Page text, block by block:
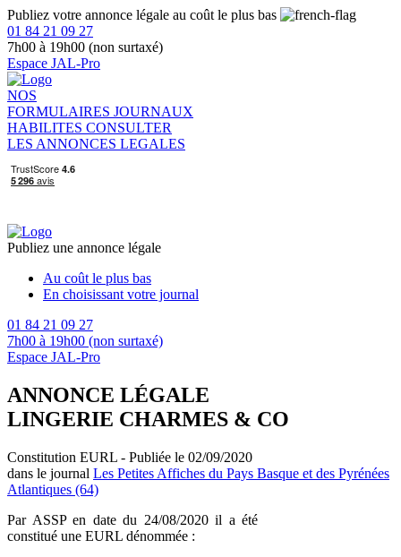
Publiez votre annonce légale au coût le plus bas
01 84 21 09 27
7h00 à 19h00 (non surtaxé)
Espace JAL-Pro
NOS
FORMULAIRES JOURNAUX
HABILITES CONSULTER
LES ANNONCES LEGALES
Publiez une annonce légale
Au coût le plus bas
En choisissant votre journal
01 84 21 09 27
7h00 à 19h00 (non surtaxé)
Espace JAL-Pro
ANNONCE LÉGALE
LINGERIE CHARMES & CO
Constitution EURL - Publiée le 02/09/2020
dans le journal Les Petites Affiches du Pays Basque et des Pyrénées
Atlantiques (64)
Par ASSP en date du 24/08/2020 il a été
constitué une EURL dénommée :